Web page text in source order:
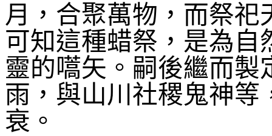
月，合聚萬物，而祭
可知這種蜡祭，是為自
靈的嚆矢。嗣後繼而
雨，與山川社稷鬼神等
衰。